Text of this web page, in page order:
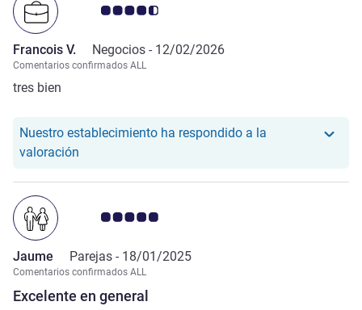
Nota de clientes de Avis 4.5/5
Francois V. Negocios - 12/02/2026
Comentarios confirmados ALL
tres bien
Nuestro establecimiento ha respondido a la
valoración
Excelente en general
Nota de clientes de Avis 5.0/5
Jaume Parejas - 18/01/2025
Comentarios confirmados ALL